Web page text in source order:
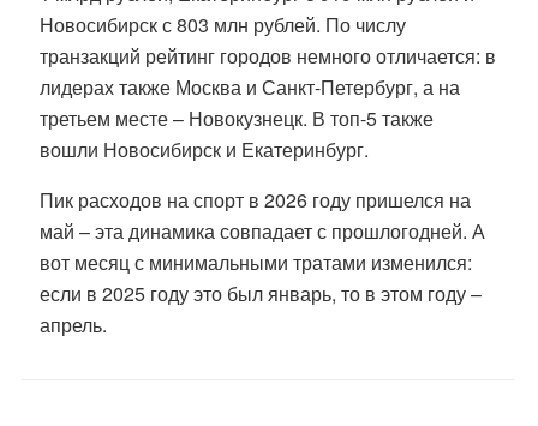
Новосибирск с 803 млн рублей. По числу
транзакций рейтинг городов немного отличается: в
лидерах также Москва и Санкт-Петербург, а на
третьем месте – Новокузнецк. В топ-5 также
вошли Новосибирск и Екатеринбург.
Пик расходов на спорт в 2026 году пришелся на
май – эта динамика совпадает с прошлогодней. А
вот месяц с минимальными тратами изменился:
если в 2025 году это был январь, то в этом году –
апрель.